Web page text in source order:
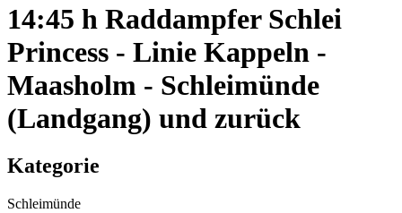
14:45 h Raddampfer Schlei
Princess - Linie Kappeln -
Maasholm - Schleimünde
(Landgang) und zurück
Kategorie
Schleimünde